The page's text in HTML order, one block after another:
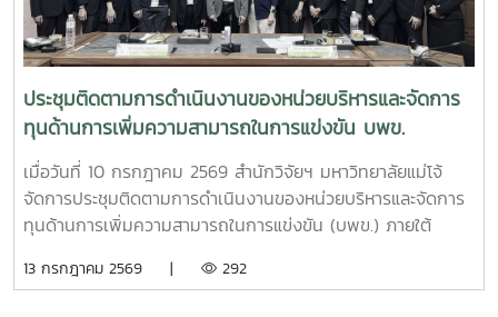
ระบบควบคุมของรัฐ ตามมาตรการควบคุมแห่งพระราชกฤษฎีกา
กำหนดพื้นที่ทดลองเพาะปลูกและสกัดสารสำคัญจากพืชฝิ่นและ
พืชเห็ดขี้ควายเพื่อประโยชน์ในการศึกษาวิจัย พ.ศ. 2568 ณ ห้อง
ประชุม 2 ชั้น 2 อาคารจุฬาภรณ์ คณะวิทยาศาสตร์ มหาวิทยาลัย
แม่โจ้
ประชุมติดตามการดำเนินงานของหน่วยบริหารและจัดการ
ทุนด้านการเพิ่มความสามารถในการแข่งขัน บพข.
เมื่อวันที่ 10 กรกฎาคม 2569 สำนักวิจัยฯ มหาวิทยาลัยแม่โจ้
จัดการประชุมติดตามการดำเนินงานของหน่วยบริหารและจัดการ
ทุนด้านการเพิ่มความสามารถในการแข่งขัน (บพข.) ภายใต้
แข่งขันและการพัฒนาพื้นที่ (องค์การมหาชน) ณ ห้องประชุมรวง
13 กรกฎาคม 2569 | 292